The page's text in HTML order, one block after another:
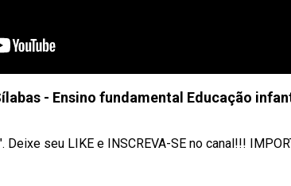
- Ensino fundamental Educação
seu LIKE e INSCREVA-SE no canal!!!